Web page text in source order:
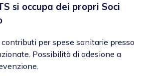
si occupa dei propri Soci
per spese sanitarie presso
Possibilità di adesione a